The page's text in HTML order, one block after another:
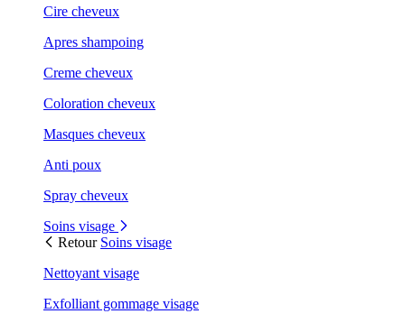
Cire cheveux
Apres shampoing
Creme cheveux
Coloration cheveux
Masques cheveux
Anti poux
Spray cheveux
Soins visage
Retour Soins visage
Nettoyant visage
Exfolliant gommage visage